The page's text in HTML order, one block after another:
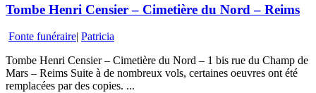
Tombe Henri Censier – Cimetière du Nord – Reims
Fonte funéraire| Patricia
Tombe Henri Censier – Cimetière du Nord – 1 bis rue du Champ de
Mars – Reims Suite à de nombreux vols, certaines oeuvres ont été
remplacées par des copies. ...